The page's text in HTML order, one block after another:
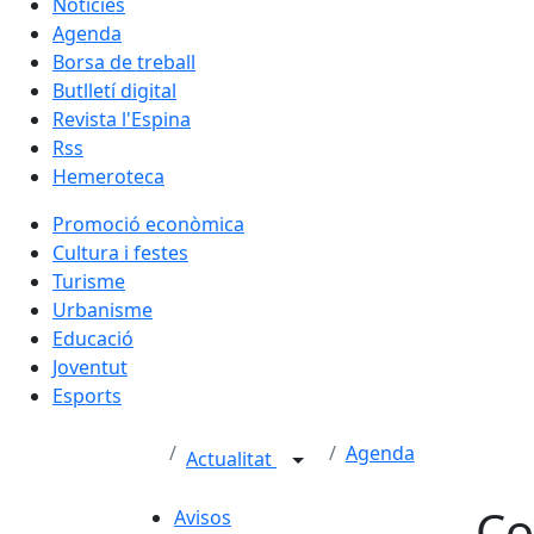
Agenda
Borsa de treball
Butlletí digital
Revista l'Espina
Rss
Hemeroteca
Promoció econòmica
Cultura i festes
Turisme
Urbanisme
Educació
Joventut
Esports
Actualitat Agenda
Avisos